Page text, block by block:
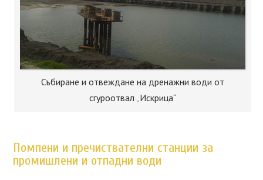
Събиране и отвеждане на дренажни води от
сгуроотвал „Искрица“
Помпени и пречиствателни станции за
промишлени и отпадни води